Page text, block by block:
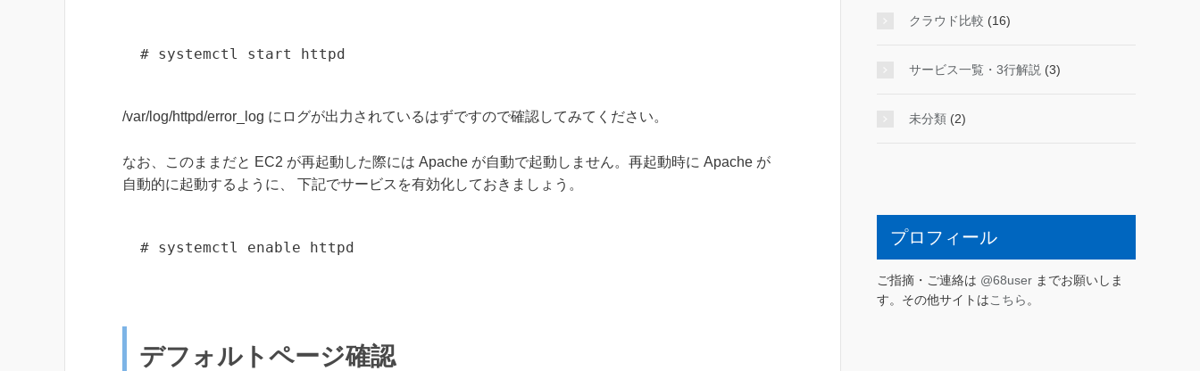
# systemctl start httpd
/var/log/httpd/error_log にログが出力されているはずですので確認してみてください。
なお、このままだと EC2 が再起動した際には Apache が自動で起動しません。再起動時に Apache が
自動的に起動するように、 下記でサービスを有効化しておきましょう。
# systemctl enable httpd
デフォルトページ確認
クラウド比較 (16)
サービス一覧・3行解説 (3)
未分類 (2)
プロフィール
ご指摘・ご連絡は @68user までお願いしま
す。その他サイトはこちら 。